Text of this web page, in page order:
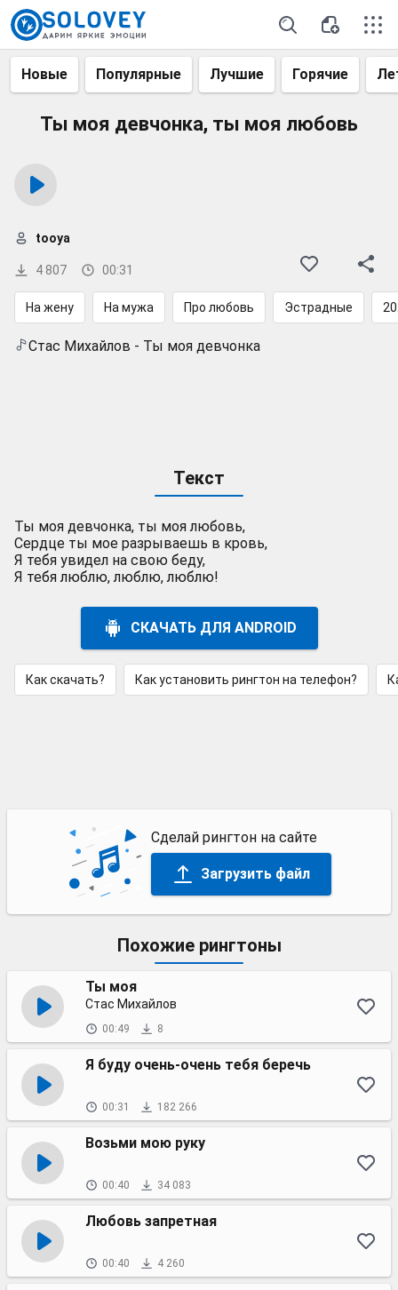
Новые Популярные Лучшие Горячие
Ты моя девчонка, ты моя любовь
4 807 00:31
tooya
На жену На мужа Про любовь Эстрадные
Стас Михайлов - Ты моя девчонка
Текст
Ты моя девчонка, ты моя любовь,
Сердце ты мое разрываешь в кровь,
Я тебя увидел на свою беду,
Я тебя люблю, люблю, люблю!
СКАЧАТЬ ДЛЯ ANDROID
Как скачать? Как установить рингтон на телефон?
Сделай рингтон на сайте
Загрузить файл
Похожие рингтоны
Ты моя
Стас Михайлов
00:49 8
Я буду очень-очень тебя беречь
00:31 182 266
Возьми мою руку
00:40 34 083
Любовь запретная
00:40 4 260